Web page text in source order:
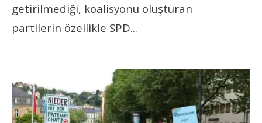
getirilmediği, koalisyonu oluşturan
partilerin özellikle SPD...